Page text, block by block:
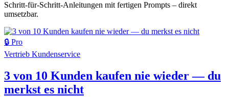
Schritt-für-Schritt-Anleitungen mit fertigen Prompts – direkt
umsetzbar.
🔒 Pro
Vertrieb Kundenservice
3 von 10 Kunden kaufen nie wieder — du
merkst es nicht